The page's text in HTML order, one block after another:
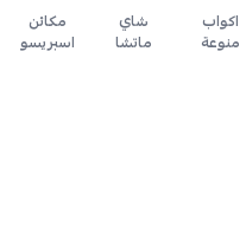
اكواب
منوعة
شاي
ماتشا
مكائن
اسبريسو